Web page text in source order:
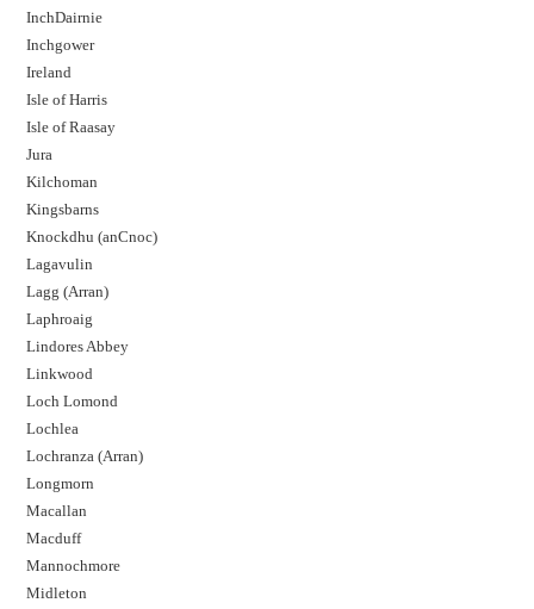
InchDairnie
Inchgower
Ireland
Isle of Harris
Isle of Raasay
Jura
Kilchoman
Kingsbarns
Knockdhu (anCnoc)
Lagavulin
Lagg (Arran)
Laphroaig
Lindores Abbey
Linkwood
Loch Lomond
Lochlea
Lochranza (Arran)
Longmorn
Macallan
Macduff
Mannochmore
Midleton